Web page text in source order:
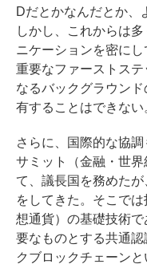
Dだとかなんだとか、
しかし、これからは
ニケーションを密に
重要なファーストス
なるバックグラウン
有することはできない
さらに、国際的な協
サミット（金融・世
て、議長国を務めた
をしてきた。そこで
想通貨）の基礎技術
要なものとする共通
クブロックチェーンと